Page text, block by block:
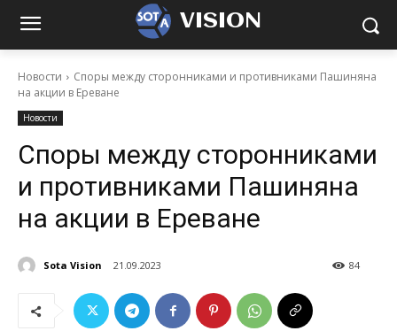
VISION
Новости
Споры между сторонниками и противниками Пашиняна
на акции в Ереване
Новости
Споры между сторонниками
и противниками Пашиняна
на акции в Ереване
Sota Vision 21.09.2023 84